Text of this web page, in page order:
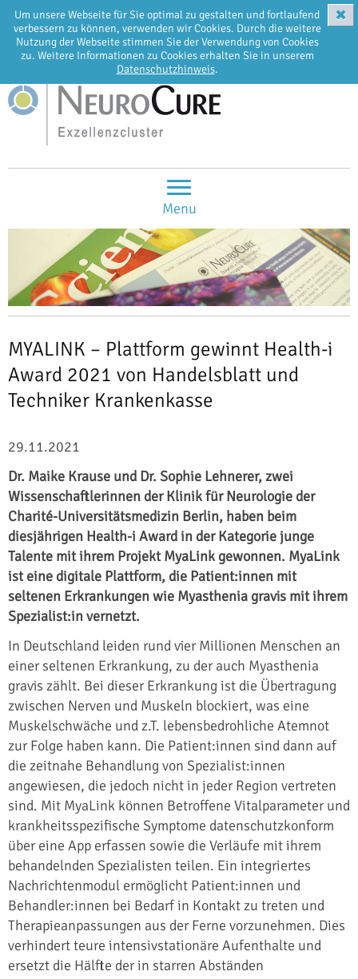
Um unsere Webseite für Sie optimal zu gestalten und fortlaufend
verbessern zu können, verwenden wir Cookies. Durch die weitere
Nutzung der Webseite stimmen Sie der Verwendung von Cookies
zu. Weitere Informationen zu Cookies erhalten Sie in unserem
Datenschutzhinweis.
✖
EN DE
Menu
MYALINK – Plattform gewinnt Health-i
Award 2021 von Handelsblatt und
Techniker Krankenkasse
29.11.2021
Dr. Maike Krause und Dr. Sophie Lehnerer, zwei
Wissenschaftlerinnen der Klinik für Neurologie der
Charité-Universitätsmedizin Berlin, haben beim
diesjährigen Health-i Award in der Kategorie junge
Talente mit ihrem Projekt MyaLink gewonnen. MyaLink
ist eine digitale Plattform, die Patient:innen mit
seltenen Erkrankungen wie Myasthenia gravis mit ihrem
Spezialist:in vernetzt.
In Deutschland leiden rund vier Millionen Menschen an
einer seltenen Erkrankung, zu der auch Myasthenia
gravis zählt. Bei dieser Erkrankung ist die Übertragung
zwischen Nerven und Muskeln blockiert, was eine
Muskelschwäche und z.T. lebensbedrohliche Atemnot
zur Folge haben kann. Die Patient:innen sind dann auf
die zeitnahe Behandlung von Spezialist:innen
angewiesen, die jedoch nicht in jeder Region vertreten
sind. Mit MyaLink können Betroffene Vitalparameter und
krankheitsspezifische Symptome datenschutzkonform
über eine App erfassen sowie die Verläufe mit ihrem
behandelnden Spezialisten teilen. Ein integriertes
Nachrichtenmodul ermöglicht Patient:innen und
Behandler:innen bei Bedarf in Kontakt zu treten und
Therapieanpassungen aus der Ferne vorzunehmen. Dies
verhindert teure intensivstationäre Aufenthalte und
ersetzt die Hälfte der in starren Abständen